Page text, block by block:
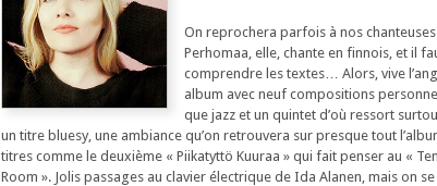
On reprochera parfois à nos
Perhomaa, elle, chante en finnois, et il
comprendre les textes… Alors, vive
album avec neuf compositions
que jazz et un quintet d’où ressort
un titre bluesy, une ambiance qu’on retrouvera sur presque tout
titres comme le deuxième « Piikatyttö Kuuraa » qui fait penser au «
Room ». Jolis passages au clavier électrique de Ida Alanen, mais on